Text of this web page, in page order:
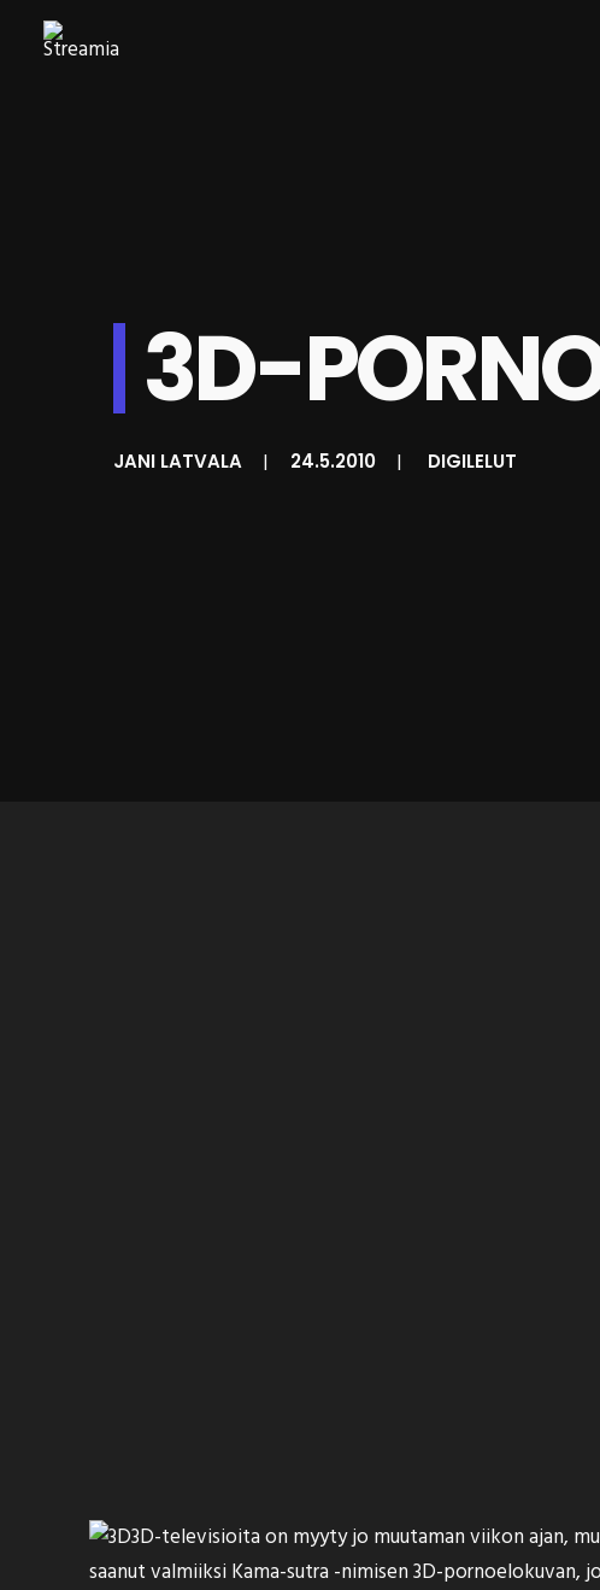
3D-
JANI LATVALA | 24.5.2010 | DIGILELUT
3D-televisioita on myyty jo muutaman viikon ajan,
saanut valmiiksi Kama-sutra -nimisen3D-pornoelokuvan,